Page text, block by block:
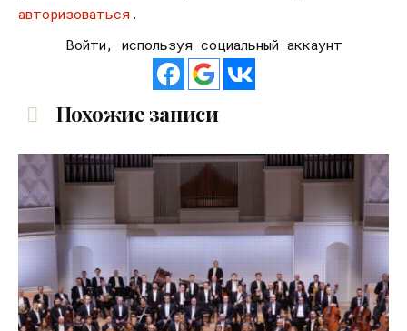
авторизоваться .
Войти, используя социальный аккаунт
Похожие записи